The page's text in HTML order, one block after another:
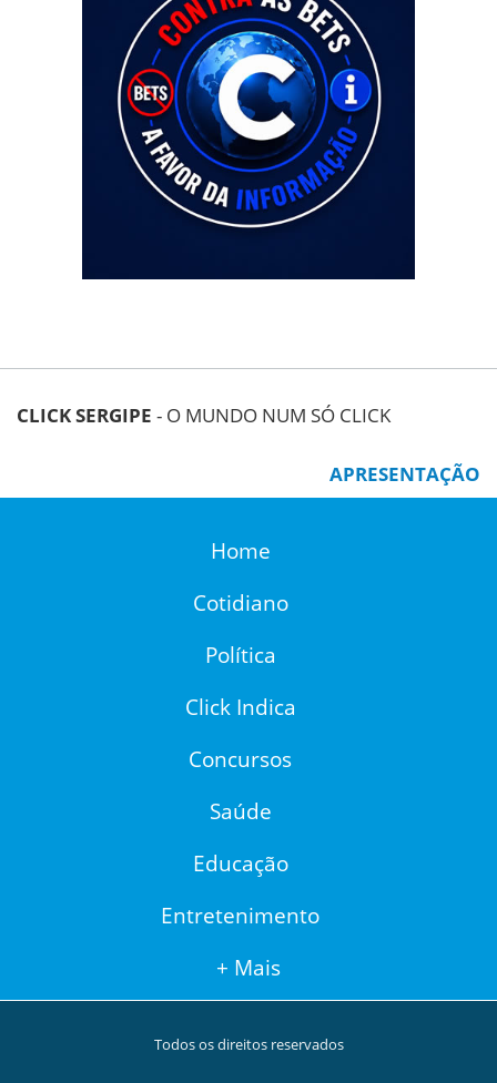
CLICK SERGIPE - O MUNDO NUM SÓ CLICK
APRESENTAÇÃO
Home
Cotidiano
Política
Click Indica
Concursos
Saúde
Educação
Entretenimento
+ Mais
Todos os direitos reservados